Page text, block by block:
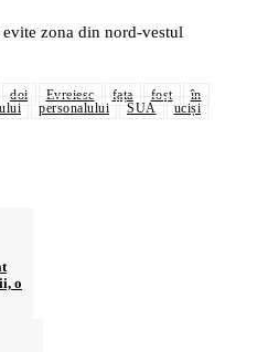
zona din nord-vestul
doi Evreiesc fața fost
în
personalului SUA
uciși
o